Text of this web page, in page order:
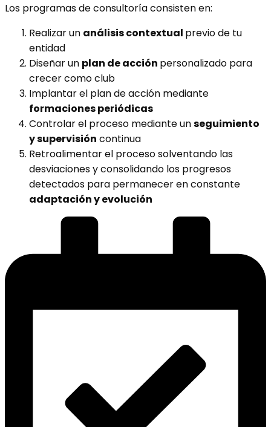
Los programas de consultoría consisten en:
Realizar un análisis contextual previo de tu
entidad
Diseñar un plan de acción personalizado para
crecer como club
Implantar el plan de acción mediante
formaciones periódicas
Controlar el proceso mediante unseguimiento
y supervisión continua
Retroalimentar el proceso solventando las
desviaciones y consolidando los progresos
detectados para permanecer en constante
adaptación y evolución